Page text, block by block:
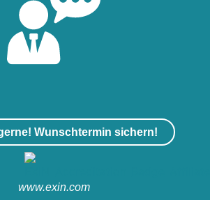
Wunschtermin sichern!
www.exin.com